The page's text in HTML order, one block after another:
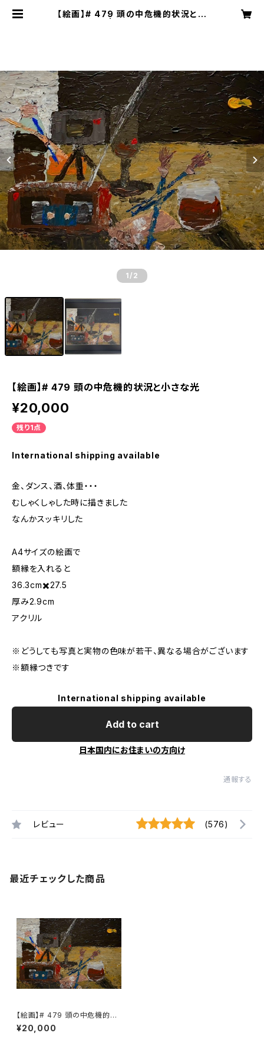
【絵画】# 479 頭の中危機的状況と小
1 /2
【絵画】# 479 頭の中危機的状況と小さな光
¥20,000
残り1点
International shipping available
金、ダンス、酒、体重・・・
むしゃくしゃした時に描きました
なんかスッキリした
A4サイズの絵画で
額縁を入れると
36.3cm✖️27.5
厚み2.9cm
アクリル
※どうしても写真と実物の色味が若干、異なる場合がございます
※額縁つきです
International shipping available
Add to cart
日本国内にお住まいの方向け
通報する
レビュー (576)
最近チェックした商品
【絵画】# 479 頭の中危機的状
況と小さな光
¥20,000